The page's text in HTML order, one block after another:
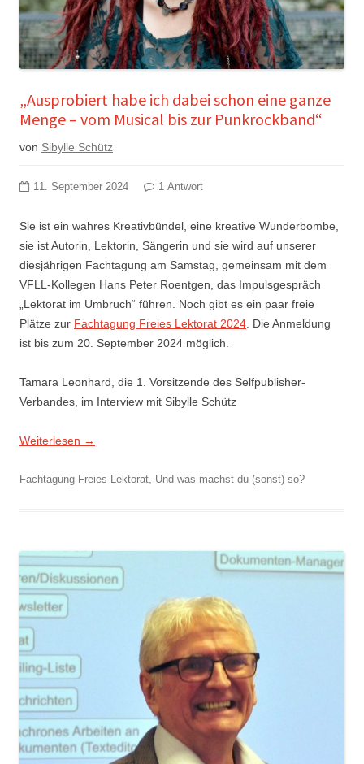
„Ausprobiert habe ich dabei schon eine ganze
Menge – vom Musical bis zur Punkrockband“
von Sibylle Schütz
11. September 2024 1 Antwort
Sie ist ein wahres Kreativbündel, eine kreative Wunderbombe,
sie ist Autorin, Lektorin, Sängerin und sie wird auf unserer
diesjährigen Fachtagung am Samstag, gemeinsam mit dem
VFLL-Kollegen Hans Peter Roentgen, das Impulsgespräch
„Lektorat im Umbruch“ führen. Noch gibt es ein paar freie
Plätze zur Fachtagung Freies Lektorat 2024 . Die Anmeldung
ist bis zum 20. September 2024 möglich.
Tamara Leonhard, die 1. Vorsitzende des Selfpublisher-
Verbandes, im Interview mit Sibylle Schütz
Weiterlesen →
Fachtagung Freies Lektorat Und was machst du (sonst) so?